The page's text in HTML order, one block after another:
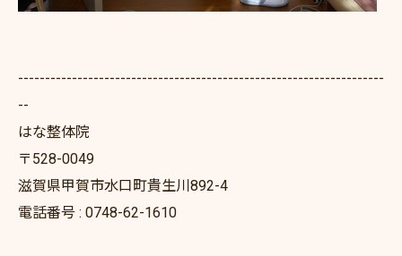
--------------------------------------------------------------------
--
はな整体院
〒528-0049
滋賀県甲賀市水口町貴生川892-4
電話番号 : 0748-62-1610